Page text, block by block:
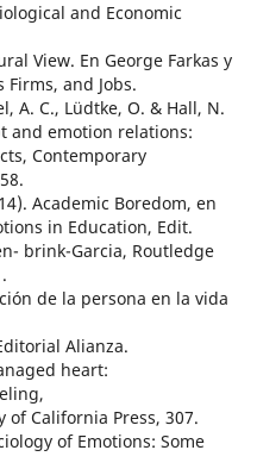
and Economic
View. En George Farkas y
and Jobs.
A. C., Lüdtke, O. & Hall, N.
and emotion relations:
Contemporary
Academic Boredom, en
in Education, Edit.
brink-Garcia, Routledge
de la persona en la vida
Alianza.
heart:
of California Press, 307.
of Emotions: Some